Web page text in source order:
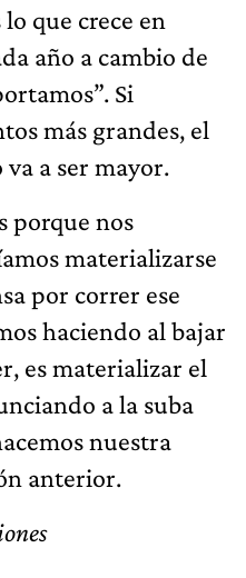
que crece en
año a cambio de
Si
más grandes, el
a ser mayor.
porque nos
materializarse
por correr ese
haciendo al bajar
es materializar el
a la suba
nuestra
anterior.